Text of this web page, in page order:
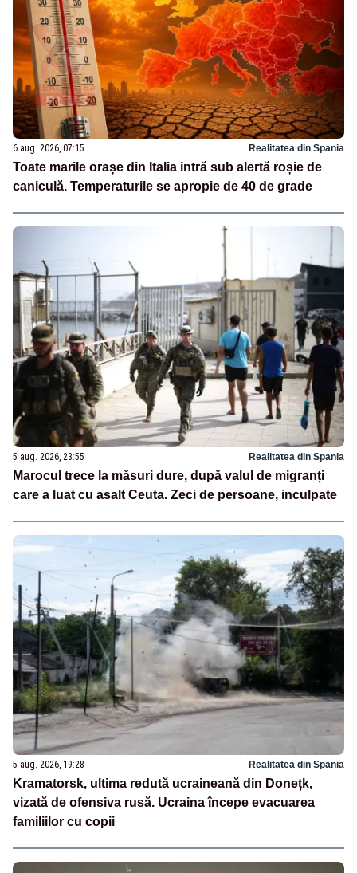
6 aug. 2026, 07:15 Realitatea din Spania
Toate marile orașe din Italia intră sub alertă roșie de
caniculă. Temperaturile se apropie de 40 de grade
5 aug. 2026, 23:55 Realitatea din Spania
Marocul trece la măsuri dure, după valul de migranți
care a luat cu asalt Ceuta. Zeci de persoane, inculpate
5 aug. 2026, 19:28 Realitatea din Spania
Kramatorsk, ultima redută ucraineană din Donețk,
vizată de ofensiva rusă. Ucraina începe evacuarea
familiilor cu copii